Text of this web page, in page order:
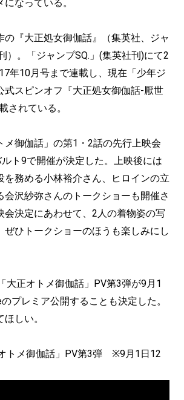
なっている。
の『大正処女御伽話』（集英社、ジャ
）。「ジャンプSQ.」(集英社刊)にて2
年10月号まで連載し、現在「少年ジ
式スピンオフ『大正処女御伽話-厭世
されている。
メ御伽話」の第1・2話の先行上映会
ト9で開催が決定した。上映後には
を務める小林裕介さん、ヒロインの立
会沢紗弥さんのトークショーも開催さ
会決定にあわせて、2人の着物姿の写
ぜひトークショーのほうも楽しみにし
大正オトメ御伽話」PV第3弾が9月1
プレミア公開することも決定した。
しい。
トメ御伽話」PV第3弾 ※9月1日12